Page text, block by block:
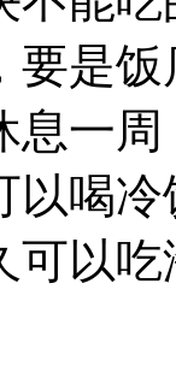
要是
息一
以喝
可以